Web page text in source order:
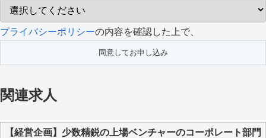
こ
フ
ー
プライバシーポリシーの内容を確認した上で、
関連求人
【経営企画】少数精鋭の上場ベンチャーのコーポレート部門